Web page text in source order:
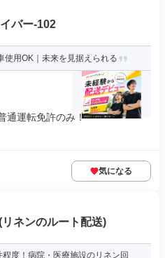
バー-102
使用OK｜未来を見据えられる
通運転免許のみ！
気になる
ネンのルート配送)
度！病院・医療施設のリネン回